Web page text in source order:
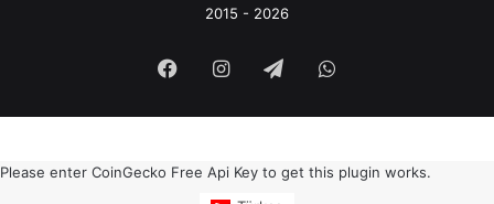
2015 - 2026
FacebookInstagram
TelegramWhatsApp
Please enter CoinGecko Free Api Key to get this plugin works.